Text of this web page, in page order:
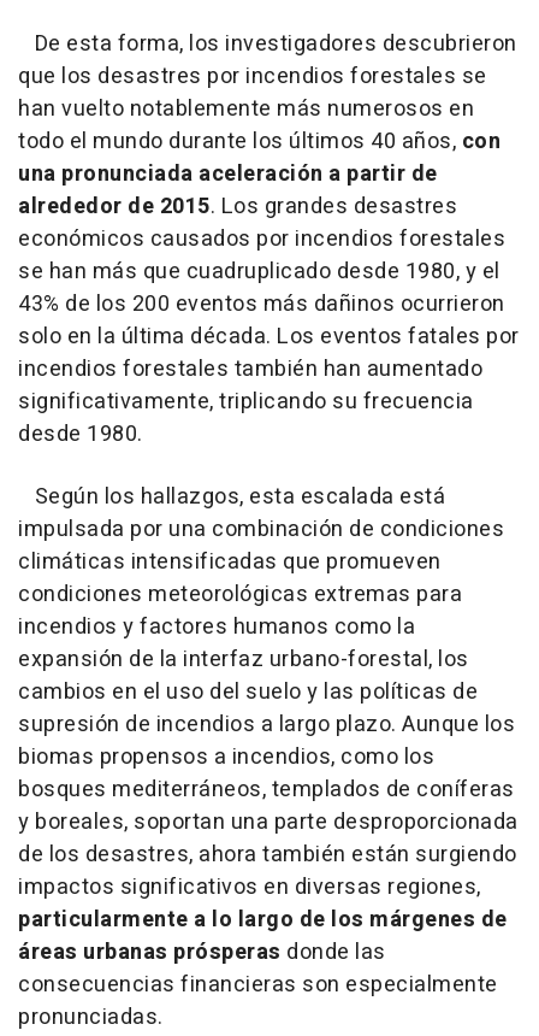
De esta forma, los investigadores descubrieron
que los desastres por incendios forestales se
han vuelto notablemente más numerosos en
todo el mundo durante los últimos 40 años, con
una pronunciada aceleración a partir de
alrededor de 2015. Los grandes desastres
económicos causados por incendios forestales
se han más que cuadruplicado desde 1980, y el
43% de los 200 eventos más dañinos ocurrieron
solo en la última década. Los eventos fatales por
incendios forestales también han aumentado
significativamente, triplicando su frecuencia
desde 1980.
Según los hallazgos, esta escalada está
impulsada por una combinación de condiciones
climáticas intensificadas que promueven
condiciones meteorológicas extremas para
incendios y factores humanos como la
expansión de la interfaz urbano-forestal, los
cambios en el uso del suelo y las políticas de
supresión de incendios a largo plazo. Aunque los
biomas propensos a incendios, como los
bosques mediterráneos, templados de coníferas
y boreales, soportan una parte desproporcionada
de los desastres, ahora también están surgiendo
impactos significativos en diversas regiones,
particularmente a lo largo de los márgenes de
áreas urbanas prósperas donde las
consecuencias financieras son especialmente
pronunciadas.